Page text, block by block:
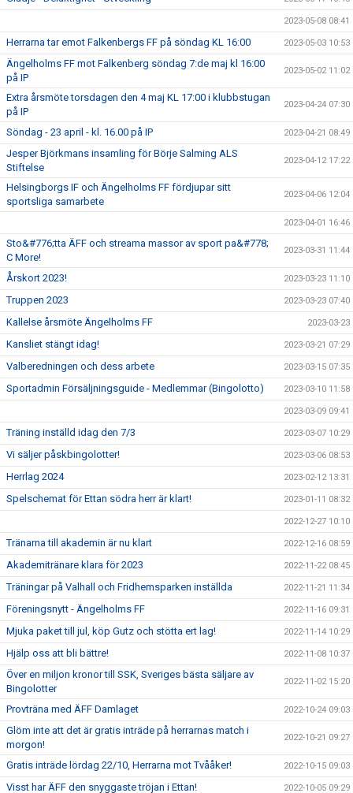
2023-05-08 08:41
Herrarna tar emot Falkenbergs FF på söndag KL 16:00 2023-05-03 10:53
Ängelholms FF mot Falkenberg söndag 7:de maj kl 16:00
på IP
2023-05-02 11:02
Extra årsmöte torsdagen den 4 maj KL 17:00 i klubbstugan
på IP
2023-04-24 07:30
Söndag - 23 april - kl. 16.00 på IP 2023-04-21 08:49
Jesper Björkmans insamling för Börje Salming ALS
Stiftelse
2023-04-12 17:22
Helsingborgs IF och Ängelholms FF fördjupar sitt
sportsliga samarbete
2023-04-06 12:04
2023-04-01 16:46
Sto&#776;tta ÄFF och streama massor av sport pa&#778;
C More!
2023-03-31 11:44
Årskort 2023! 2023-03-23 11:10
Truppen 2023 2023-03-23 07:40
Kallelse årsmöte Ängelholms FF 2023-03-23
Kansliet stängt idag! 2023-03-21 07:29
Valberedningen och dess arbete 2023-03-15 07:35
Sportadmin Försäljningsguide - Medlemmar (Bingolotto) 2023-03-10 11:58
2023-03-09 09:41
Träning inställd idag den 7/3 2023-03-07 10:29
Vi säljer påskbingolotter! 2023-03-06 08:53
Herrlag 2024 2023-02-12 13:31
Spelschemat för Ettan södra herr är klart! 2023-01-11 08:32
2022-12-27 10:10
Tränarna till akademin är nu klart 2022-12-16 08:59
Akademitränare klara för 2023 2022-11-22 08:45
Träningar på Valhall och Fridhemsparken inställda 2022-11-21 11:34
Föreningsnytt - Ängelholms FF 2022-11-16 09:31
Mjuka paket till jul, köp Gutz och stötta ert lag! 2022-11-14 10:29
Hjälp oss att bli bättre! 2022-11-08 10:37
Över en miljon kronor till SSK, Sveriges bästa säljare av
Bingolotter
2022-11-02 15:20
Provträna med ÄFF Damlaget 2022-10-24 09:03
Glöm inte att det är gratis inträde på herrarnas match i
morgon!
2022-10-21 09:27
Gratis inträde lördag 22/10, Herrarna mot Tvååker! 2022-10-15 09:03
Visst har ÄFF den snyggaste tröjan i Ettan! 2022-10-05 09:29